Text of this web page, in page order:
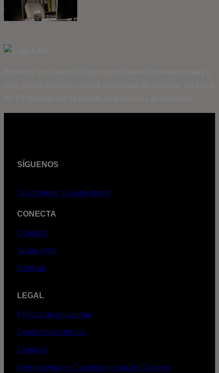
SÍGUENOS
Suscribirme a la newsletter
CONECTA
Contacto
Sobre AXN
Noticias
LEGAL
Política de privacidad
Condiciones de uso
Contacto
Herramienta de Consentimiento de Cookies